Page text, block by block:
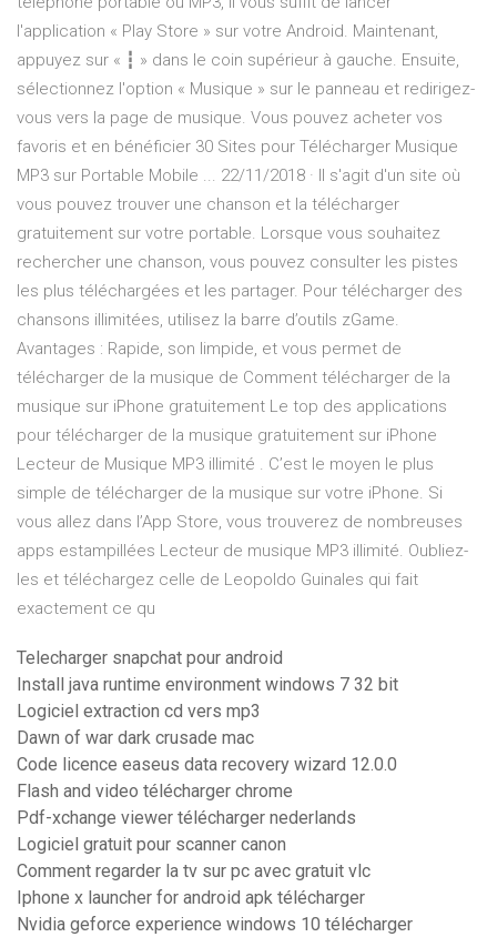
l'application « Play Store » sur votre Android. Maintenant,
appuyez sur « ┇ » dans le coin supérieur à gauche. Ensuite,
sélectionnez l'option « Musique » sur le panneau et redirigez-
vous vers la page de musique. Vous pouvez acheter vos
favoris et en bénéficier 30 Sites pour Télécharger Musique
MP3 sur Portable Mobile ... 22/11/2018 · Il s'agit d'un site où
vous pouvez trouver une chanson et la télécharger
gratuitement sur votre portable. Lorsque vous souhaitez
rechercher une chanson, vous pouvez consulter les pistes
les plus téléchargées et les partager. Pour télécharger des
chansons illimitées, utilisez la barre d’outils zGame.
Avantages : Rapide, son limpide, et vous permet de
télécharger de la musique de Comment télécharger de la
musique sur iPhone gratuitement Le top des applications
pour télécharger de la musique gratuitement sur iPhone
Lecteur de Musique MP3 illimité . C’est le moyen le plus
simple de télécharger de la musique sur votre iPhone. Si
vous allez dans l’App Store, vous trouverez de nombreuses
apps estampillées Lecteur de musique MP3 illimité. Oubliez-
les et téléchargez celle de Leopoldo Guinales qui fait
exactement ce qu
Telecharger snapchat pour android
Install java runtime environment windows 7 32 bit
Logiciel extraction cd vers mp3
Dawn of war dark crusade mac
Code licence easeus data recovery wizard 12.0.0
Flash and video télécharger chrome
Pdf-xchange viewer télécharger nederlands
Logiciel gratuit pour scanner canon
Comment regarder la tv sur pc avec gratuit vlc
Iphone x launcher for android apk télécharger
Nvidia geforce experience windows 10 télécharger